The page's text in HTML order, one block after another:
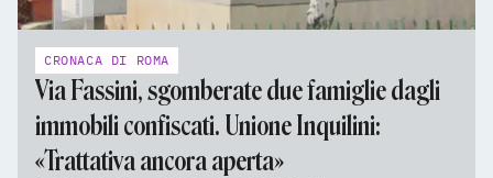
CRONACA DI ROMA
Via Fassini, sgomberate due famiglie dagli
immobili confiscati. Unione Inquilini:
«Trattativa ancora aperta»